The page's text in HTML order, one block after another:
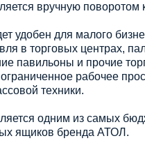
вручную поворотом
удобен для малого
в торговых центрах,
павильоны и прочие
рабочее
техники.
одним из самых
ящиков бренда АТОЛ.